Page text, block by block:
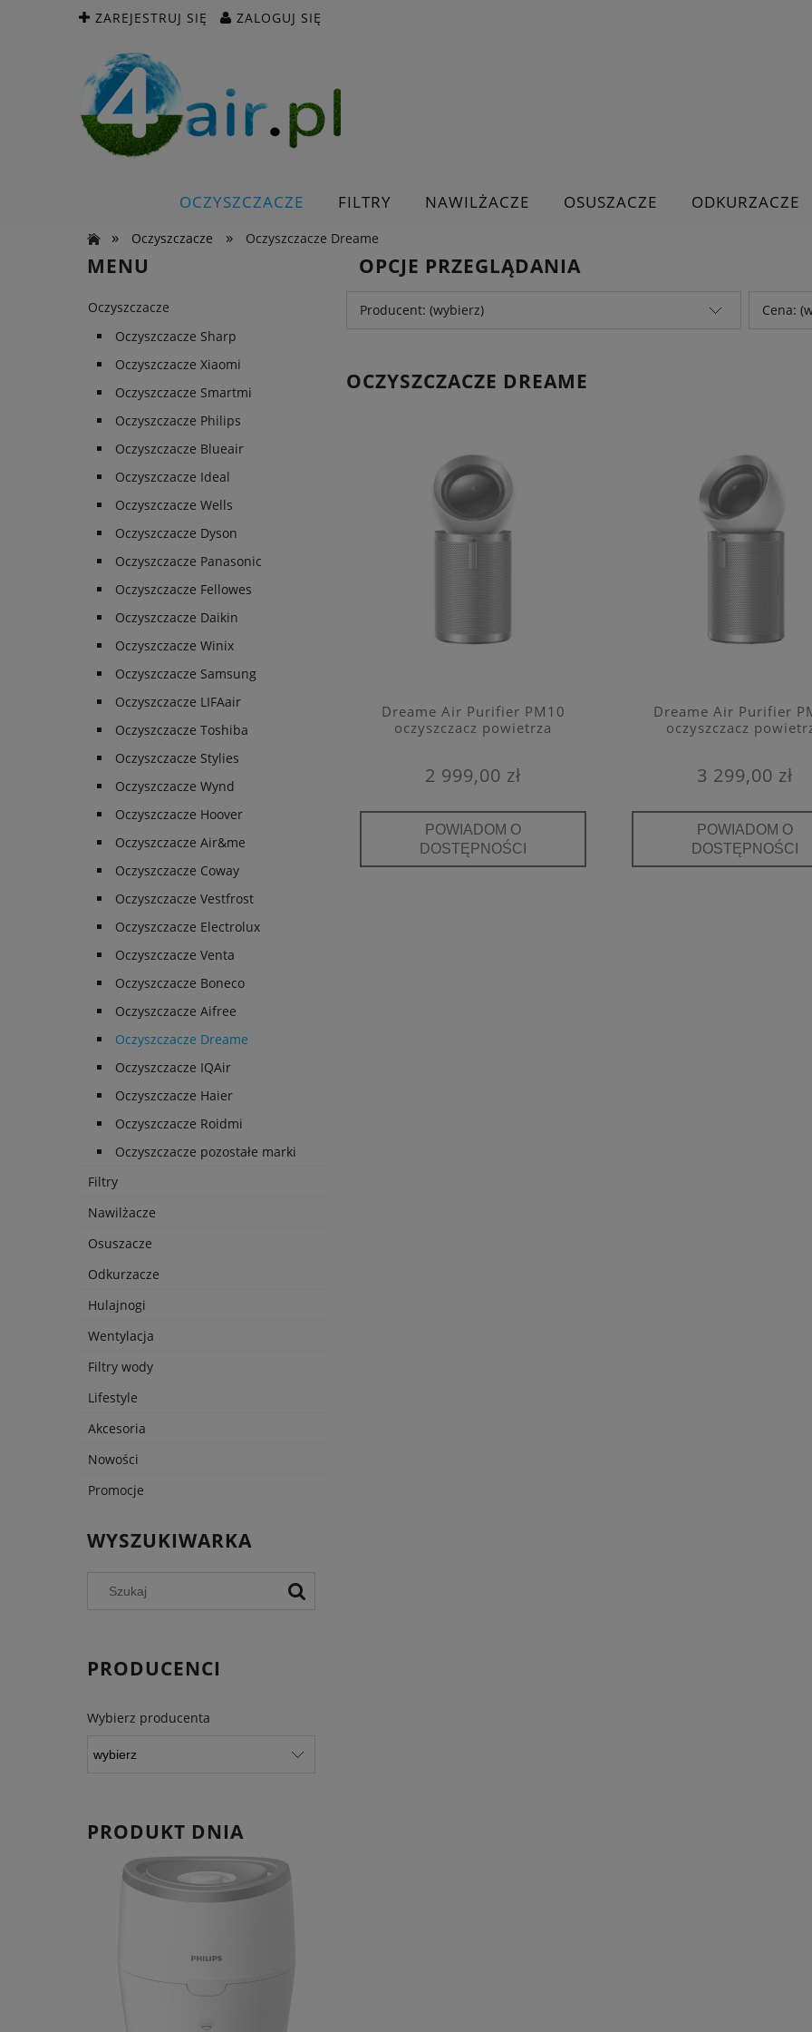
ZAREJESTRUJ SIĘ ZALOGUJ SIĘ
OCZYSZCZACZE FILTRY NAWILŻACZE OSUSZACZE ODKURZACZE
»
Oczyszczacze » Oczyszczacze Dreame
MENU
Oczyszczacze
Oczyszczacze Sharp
Oczyszczacze Xiaomi
Oczyszczacze Smartmi
Oczyszczacze Philips
Oczyszczacze Blueair
Oczyszczacze Ideal
Oczyszczacze Wells
Oczyszczacze Dyson
Oczyszczacze Panasonic
Oczyszczacze Fellowes
Oczyszczacze Daikin
Oczyszczacze Winix
Oczyszczacze Samsung
Oczyszczacze LIFAair
Oczyszczacze Toshiba
Oczyszczacze Stylies
Oczyszczacze Wynd
Oczyszczacze Hoover
Oczyszczacze Air&me
Oczyszczacze Coway
Oczyszczacze Vestfrost
Oczyszczacze Electrolux
Oczyszczacze Venta
Oczyszczacze Boneco
Oczyszczacze Aifree
Oczyszczacze Dreame
Oczyszczacze IQAir
Oczyszczacze Haier
Oczyszczacze Roidmi
Oczyszczacze pozostałe marki
Filtry
Nawilżacze
Osuszacze
Odkurzacze
Hulajnogi
Wentylacja
Filtry wody
Lifestyle
Akcesoria
Nowości
Promocje
WYSZUKIWARKA
PRODUCENCI
Wybierz producenta
PRODUKT DNIA
OPCJE PRZEGLĄDANIA
Producent: (wybierz) Cena:
OCZYSZCZACZE DREAME
Dreame Air Purifier PM10
oczyszczacz powietrza
2 999,00 zł
POWIADOM O
DOSTĘPNOŚCI
Dreame Air Purifier
oczyszczacz
3 299,00 zł
POWIADOM O
DOSTĘPNOŚCI